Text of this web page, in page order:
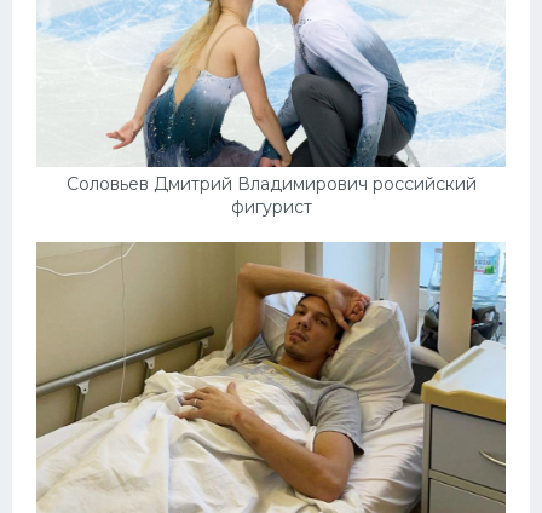
Соловьев Дмитрий Владимирович российский
фигурист